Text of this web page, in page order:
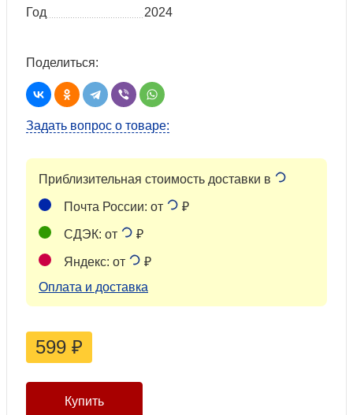
Год
2024
Поделиться:
Задать вопрос о товаре:
Приблизительная стоимость доставки в
Почта России: от ₽
СДЭК: от ₽
Яндекс: от
₽
Оплата и доставка
599 ₽